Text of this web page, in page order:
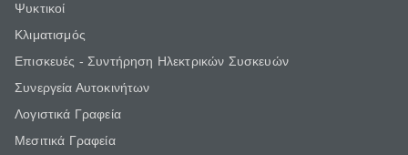
Ψυκτικοί
Κλιματισμός
Επισκευές - Συντήρηση Ηλεκτρικών Συσκευών
Συνεργεία Αυτοκινήτων
Λογιστικά Γραφεία
Μεσιτικά Γραφεία